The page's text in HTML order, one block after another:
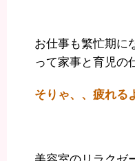
お仕事も繁忙期に
って家事と育児の
そりゃ、、疲れる